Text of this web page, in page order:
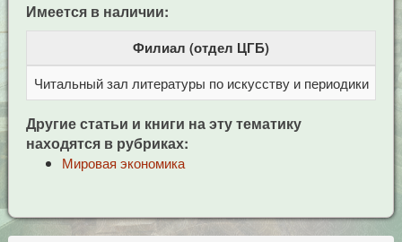
Имеется в наличии:
Филиал (отдел ЦГБ)
Читальный зал литературы по искусству и периодики
Другие статьи и книги на эту тематику
находятся в рубриках:
Мировая экономика